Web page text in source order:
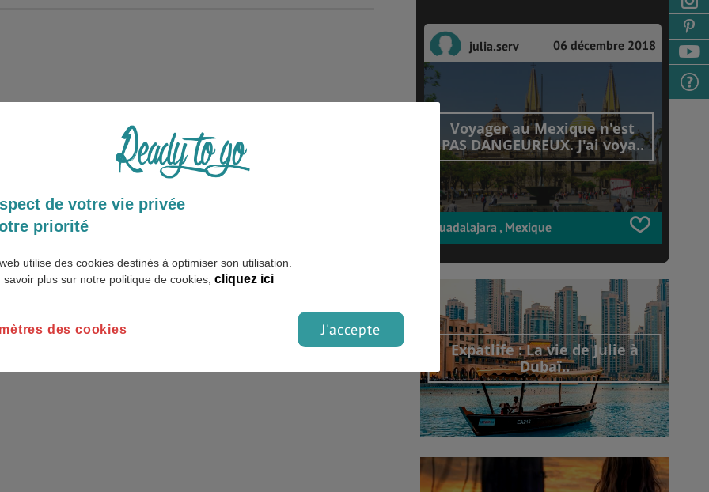
julia.serv 06 décembre 2018
Voyager au Mexique n'est
PAS DANGEUREUX. J'ai voya..
Guadalajara , Mexique
Expatlife : La vie de Julie à
Dubaï..
Découvrir cet interview
de votre vie privée
priorité
utilise des cookies destinés à optimiser son utilisation.
savoir plus sur notre politique de cookies, cliquez ici
J'accepte
des cookies